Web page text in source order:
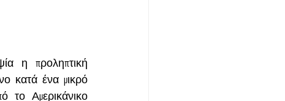
η προληπτική
κατά ένα μικρό
το Αμερικάνικο